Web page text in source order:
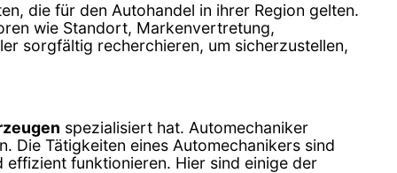
die für den Autohandel in ihrer Region gelten.
wie Standort, Markenvertretung,
sorgfältig recherchieren, um sicherzustellen,
spezialisiert hat. Automechaniker
Die Tätigkeiten eines Automechanikers sind
effizient funktionieren. Hier sind einige der